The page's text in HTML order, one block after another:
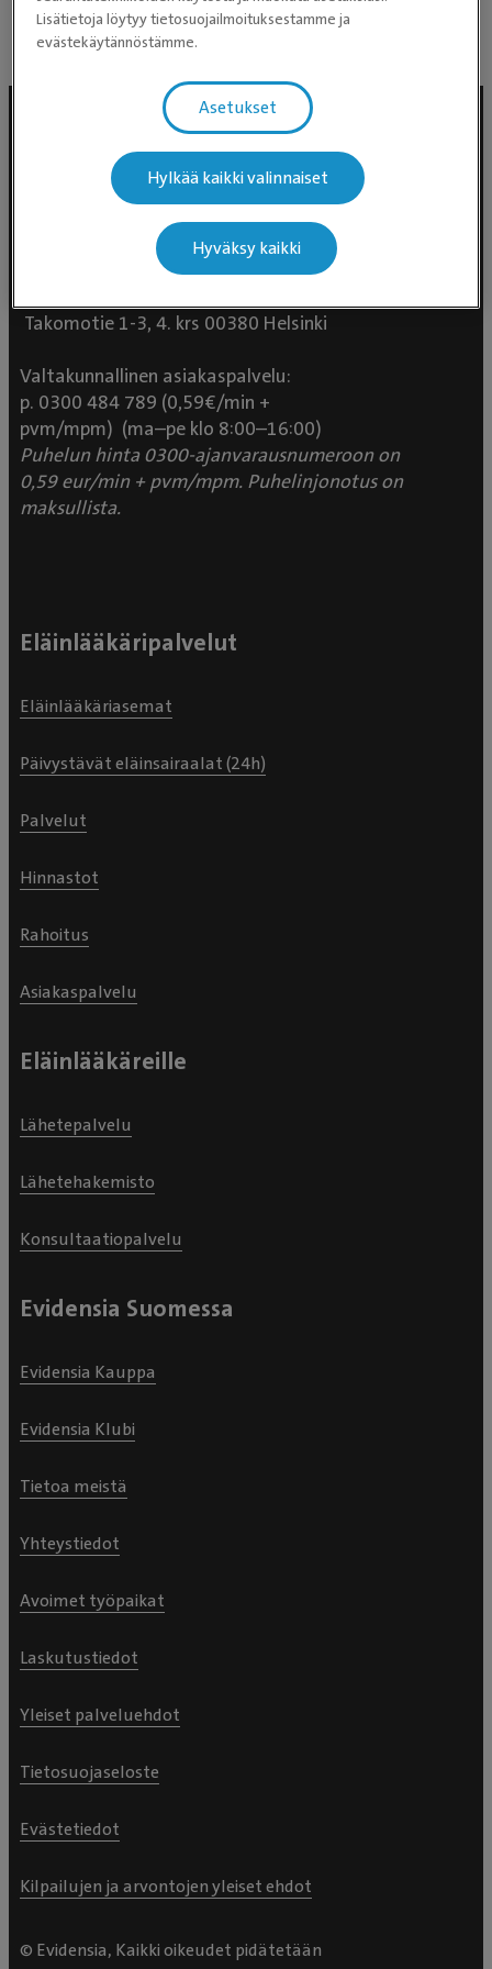
Takomotie 1-3, 4. krs 00380 Helsinki
Valtakunnallinen asiakaspalvelu:
p. 0300 484 789 (0,59€/min +
pvm/mpm) (ma–pe klo 8:00–16:00)
Puhelun hinta 0300-ajanvarausnumeroon on
0,59 eur/min + pvm/mpm. Puhelinjonotus on
maksullista.
Eläinlääkäripalvelut
Eläinlääkäriasemat
Päivystävät eläinsairaalat (24h)
Palvelut
Hinnastot
Rahoitus
Asiakaspalvelu
Eläinlääkäreille
Lähetepalvelu
Lähetehakemisto
Konsultaatiopalvelu
Evidensia Suomessa
Evidensia Kauppa
Evidensia Klubi
Tietoa meistä
Yhteystiedot
Avoimet työpaikat
Laskutustiedot
Yleiset palveluehdot
Tietosuojaseloste
Evästetiedot
Kilpailujen ja arvontojen yleiset ehdot
© Evidensia, Kaikki oikeudet pidätetään
Lisätietoja löytyy tietosuojailmoituksestamme ja
evästekäytännöstämme.
Asetukset
Hylkää kaikki valinnaiset
Hyväksy kaikki